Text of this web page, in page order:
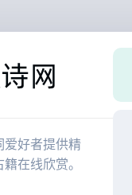
爱好者提供精
在线欣赏。